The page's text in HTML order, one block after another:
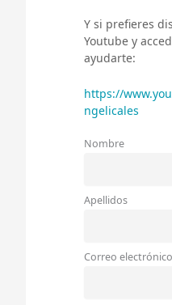
Y si prefieres
Youtube y
ayudarte:
https://
ngelicales
Nombre
Apellidos
Correo electrónico